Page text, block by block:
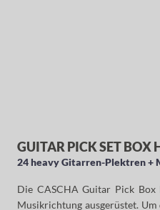
GUITAR PICK SET BOX
24 heavy Gitarren-Plektren +
Die CASCHA Guitar Pick
Musikrichtung ausgerüstet.